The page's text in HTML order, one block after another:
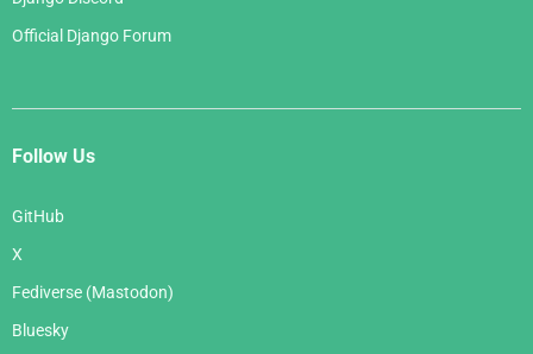
Official Django Forum
Follow Us
GitHub
X
Fediverse (Mastodon)
Bluesky